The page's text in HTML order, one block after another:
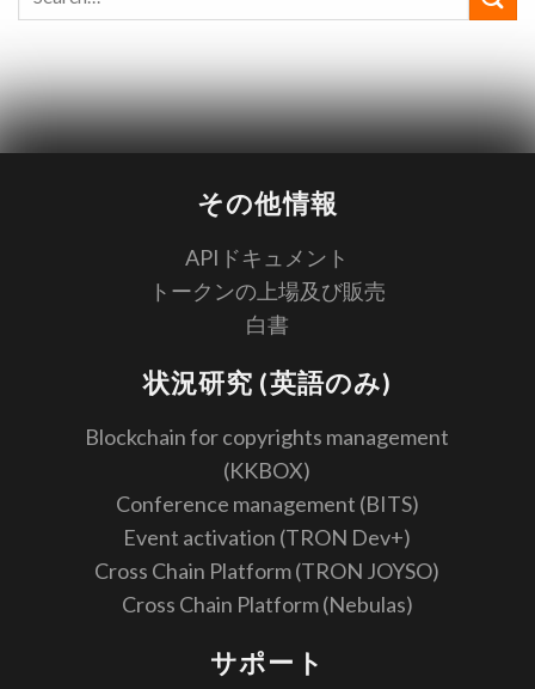
その他情報
APIドキュメント
トークンの上場及び販売
白書
状況研究 (英語のみ)
Blockchain for copyrights management
(KKBOX)
Conference management (BITS)
Event activation (TRON Dev+)
Cross Chain Platform (TRON JOYSO)
Cross Chain Platform (Nebulas)
サポート